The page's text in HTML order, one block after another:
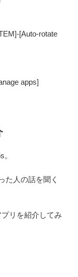
[Auto-rotate
apps]
た人の話を聞く
リを紹介してみ